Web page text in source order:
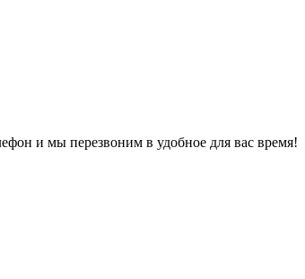
и мы перезвоним в удобное для вас время!